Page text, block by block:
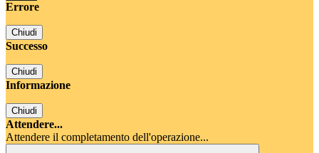
Errore
Chiudi
Successo
Chiudi
Informazione
Chiudi
Attendere...
Attendere il completamento dell'operazione...